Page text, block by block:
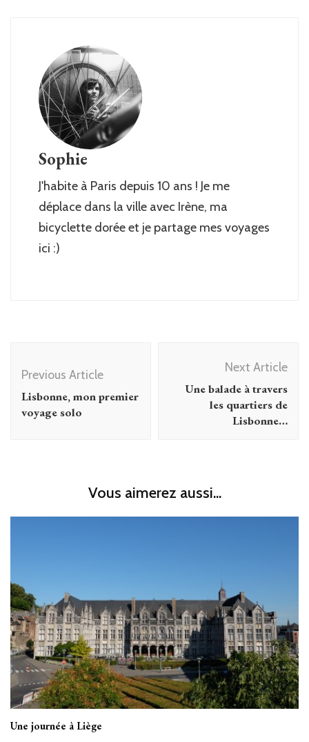
Sophie
J'habite à Paris depuis 10 ans ! Je me
déplace dans la ville avec Irène, ma
bicyclette dorée et je partage mes voyages
ici :)
Navigation
Previous Article
Lisbonne, mon premier
voyage solo
Next Article
Une balade à travers
les quartiers de
Lisbonne…
Vous aimerez aussi...
Une journée à Liège